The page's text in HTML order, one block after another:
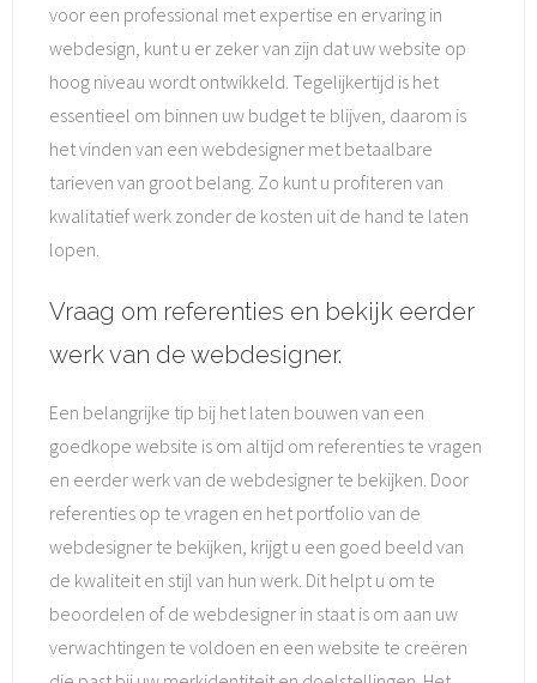
voor een professional met expertise en ervaring in
webdesign, kunt u er zeker van zijn dat uw website op
hoog niveau wordt ontwikkeld. Tegelijkertijd is het
essentieel om binnen uw budget te blijven, daarom is
het vinden van een webdesigner met betaalbare
tarieven van groot belang. Zo kunt u profiteren van
kwalitatief werk zonder de kosten uit de hand te laten
lopen.
Vraag om referenties en bekijk eerder
werk van de webdesigner.
Een belangrijke tip bij het laten bouwen van een
goedkope website is om altijd om referenties te vragen
en eerder werk van de webdesigner te bekijken. Door
referenties op te vragen en het portfolio van de
webdesigner te bekijken, krijgt u een goed beeld van
de kwaliteit en stijl van hun werk. Dit helpt u om te
beoordelen of de webdesigner in staat is om aan uw
verwachtingen te voldoen en een website te creëren